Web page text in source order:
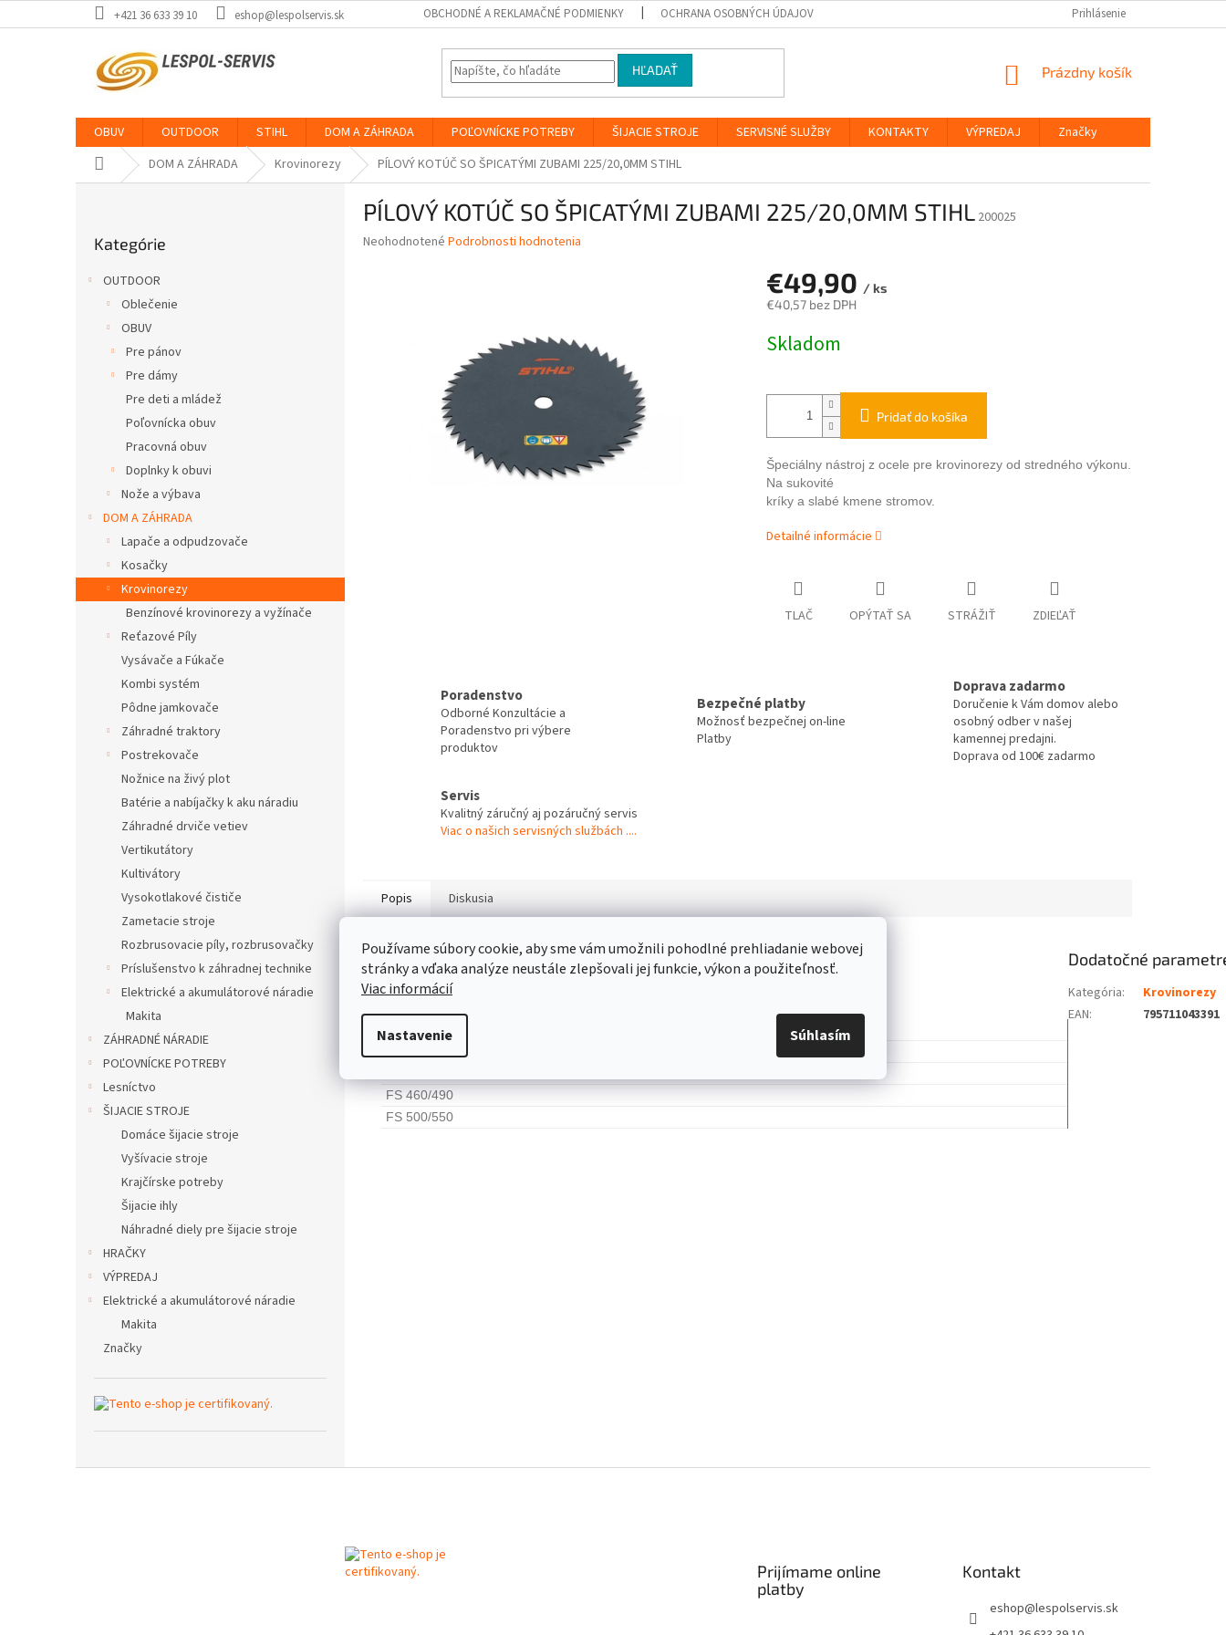
Používame súbory cookie, aby sme vám umožnili pohodlné prehliadanie webovej
stránky a vďaka analýze neustále zlepšovali jej funkcie, výkon a použiteľnosť.
Viac informácií
Nastavenie Súhlasím
na
+421 36 633 39 10 eshop@lespolservis.sk OBCHODNÉ A REKLAMAČNÉ PODMIENKY OCHRANA OSOBNÝCH ÚDAJOV Prihlásenie
HĽADAŤ
NÁKUPNÝ
Prázdny košík
OBUV OUTDOOR STIHL DOM A ZÁHRADA POĽOVNÍCKE POTREBY ŠIJACIE STROJE SERVISNÉ SLUŽBY KONTAKTY VÝPREDAJ
Značky
DomovDOM A ZÁHRADA Krovinorezy PÍLOVÝ KOTÚČ SO ŠPICATÝMI ZUBAMI 225/20,0MM STIHL
kategórie
Kategórie
OUTDOOR
Oblečenie
OBUV
Pre pánov
Pre dámy
Pre deti a mládež
Poľovnícka obuv
Pracovná obuv
Doplnky k obuvi
Nože a výbava
DOM A ZÁHRADA
Lapače a odpudzovače
Kosačky
Krovinorezy
Benzínové krovinorezy a vyžínače
Reťazové Píly
Vysávače a Fúkače
Kombi systém
Pôdne jamkovače
Záhradné traktory
Postrekovače
Nožnice na živý plot
Batérie a nabíjačky k aku náradiu
Záhradné drviče vetiev
Vertikutátory
Kultivátory
Vysokotlakové čističe
Zametacie stroje
Rozbrusovacie píly, rozbrusovačky
Príslušenstvo k záhradnej technike
Elektrické a akumulátorové náradie
Makita
ZÁHRADNÉ NÁRADIE
POĽOVNÍCKE POTREBY
Lesníctvo
ŠIJACIE STROJE
Domáce šijacie stroje
Vyšívacie stroje
Krajčírske potreby
Šijacie ihly
Náhradné diely pre šijacie stroje
HRAČKY
VÝPREDAJ
Elektrické a akumulátorové náradie
Makita
Značky
PÍLOVÝ KOTÚČ SO ŠPICATÝMI ZUBAMI 225/20,0MM STIHL 200025
Priemerné
Neohodnotené Podrobnosti hodnotenia
€49,90 / ks
€40,57 bez DPH
cena:
Skladom
Pridať do košíka
Špeciálny nástroj z ocele pre krovinorezy od stredného výkonu.
Na sukovité
kríky a slabé kmene stromov.
Detailné informácie
TLAČ OPÝTAŤ SA STRÁŽIŤ ZDIEĽAŤ
Poradenstvo
Odborné Konzultácie a
Poradenstvo pri výbere
produktov
Bezpečné platby
Možnosť bezpečnej on-line
Platby
Doprava zadarmo
Doručenie k Vám domov alebo
osobný odber v našej
kamennej predajni.
Doprava od 100€ zadarmo
Servis
Kvalitný záručný aj pozáručný servis
Viac o našich servisných službách ....
Popis Diskusia
Podrobný popis
Vhodné pre krovinorezy:
FS 260
FS 460/490
FS 500/550
Dodatočné
Kategória:
Krovinorezy
EAN: 795711043391
Prijímame online
platby
Kontakt
eshop@lespolservis.sk